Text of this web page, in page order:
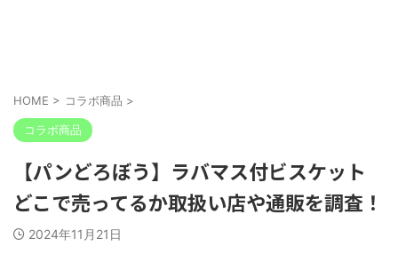
HOME > コラボ商品 >
コラボ商品
【パンどろぼう】ラバマス付ビスケット
どこで売ってるか取扱い店や通販を調査！
2024年11月21日